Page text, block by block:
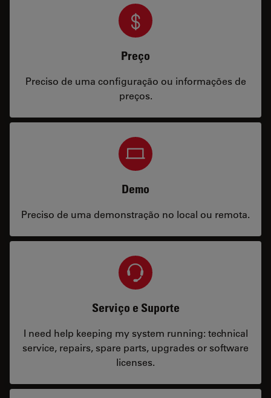
Preço
Preciso de uma configuração ou informações de
preços.
Demo
Preciso de uma demonstração no local ou remota.
Serviço e Suporte
I need help keeping my system running: technical
service, repairs, spare parts, upgrades or software
licenses.